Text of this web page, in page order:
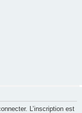
L’inscription est